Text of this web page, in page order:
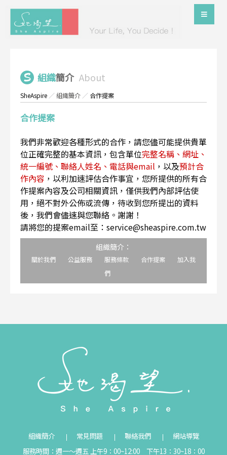
組織簡介 About
SheAspire ／組織簡介 ／ 合作提案
合作提案
我們非常歡迎各種形式的合作，請您儘可能提供貴單
位正確完整的基本資訊，包含單位完整名稱、網址、
統一編號、聯絡人姓名、電話與email ，以及預計合
作內容 ，以利加速評估合作事宜，您所提供的所有合
作提案內容及公司相關資訊，僅供我們內部評估使
用，絕不對外公佈或流傳，待收到您所提出的資料
後，我們會儘速與您聯絡。謝謝！
請將您的提案email至：service@sheaspire.com.tw
組織簡介：
關於我們 公益服務 服務條款 合作提案
加入我
們
組織簡介 常見問題 聯絡我們
網站導覽
服務時間：週一～週五 上午9：00~12:00 下午13：30~18：00